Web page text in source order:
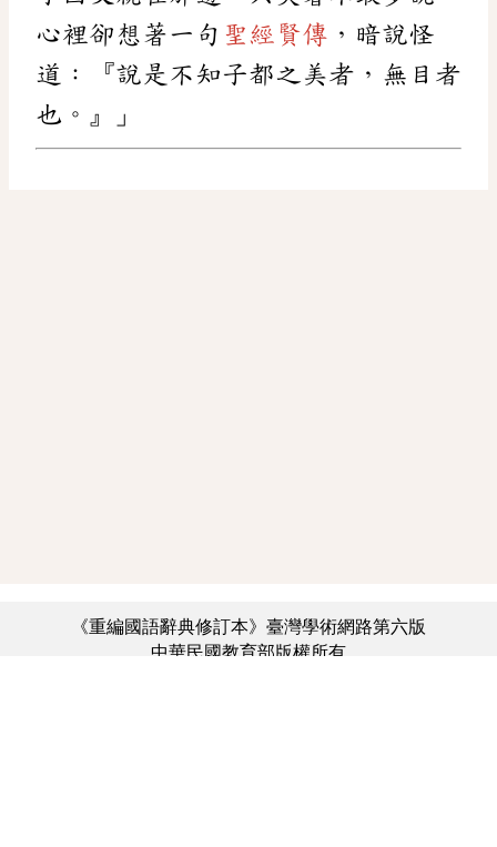
心裡卻想著一句 聖經賢傳 ，暗說怪
道：『說是不知子都之美者，無目者
也。』」
《重編國語辭典修訂本》臺灣學術網路第六版
中華民國教育部版權所有